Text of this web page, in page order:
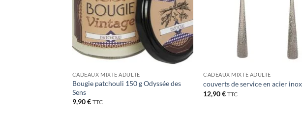
CADEAUX MIXTE ADULTE
Bougie patchouli 150 g Odyssée des
Sens
9,90€ TTC
CADEAUX MIXTE ADULTE
couverts de service en acier
12,90€ TTC